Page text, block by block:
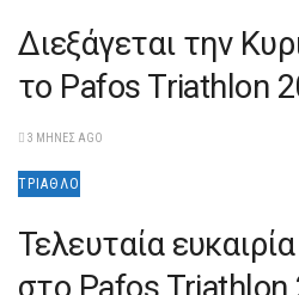
Διεξάγεται την
το Pafos Triathlon
3 ΜΉΝΕΣ AGO
ΤΡΊΑΘΛΟ
Τελευταία